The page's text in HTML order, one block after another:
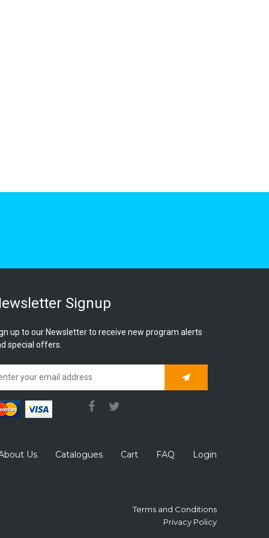
Signup
up to our Newsletter to receive new program alerts
special offers.
Subscribe
Us Catalogues Cart FAQ Login
Terms and Conditions
Privacy Policy